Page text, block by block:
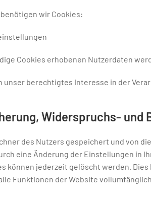
wir Cookies:
Cookies erhobenen Nutzerdaten
berechtigtes Interesse in der
Widerspruchs-
des Nutzers gespeichert und von
eine Änderung der Einstellungen in
können jederzeit gelöscht werden.
Funktionen der Website